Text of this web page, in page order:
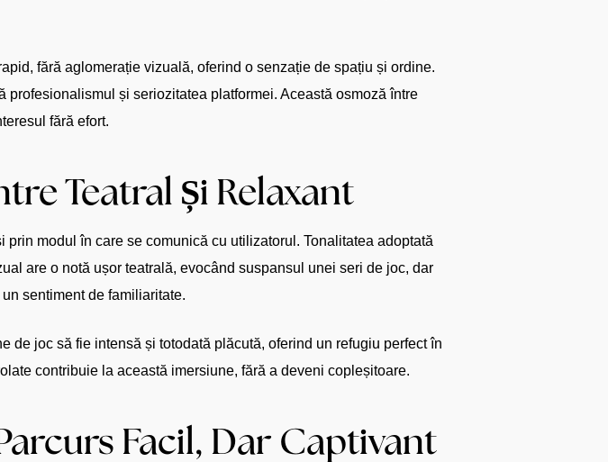
fără aglomerație vizuală, oferind o senzație de spațiu și ordine.
și seriozitatea platformei. Această osmoză între
fără efort.
Teatral Și Relaxant
modul în care se comunică cu utilizatorul. Tonalitatea adoptată
are o notă ușor teatrală, evocând suspansul unei seri de joc, dar
sentiment de familiaritate.
joc să fie intensă și totodată plăcută, oferind un refugiu perfect în
contribuie la această imersiune, fără a deveni copleșitoare.
Facil, Dar Captivant